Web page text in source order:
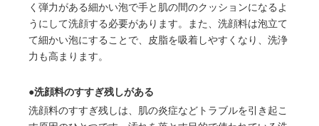
く弾力がある細かい泡で手と肌の間のクッションになるよ
うにして洗顔する必要があります。また、洗顔料は泡立て
て細かい泡にすることで、皮脂を吸着しやすくなり、洗浄
力も高まります。
●洗顔料のすすぎ残しがある
洗顔料のすすぎ残しは、肌の炎症などトラブルを引き起こ